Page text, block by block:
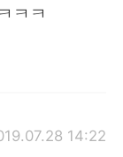
ㅋㅋ
14:22